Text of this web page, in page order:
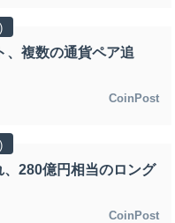
、複数の通貨ペア追
CoinPost
280億円相当のロング
CoinPost